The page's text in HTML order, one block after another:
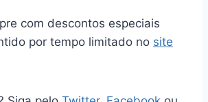
com descontos especiais
por tempo limitado no site